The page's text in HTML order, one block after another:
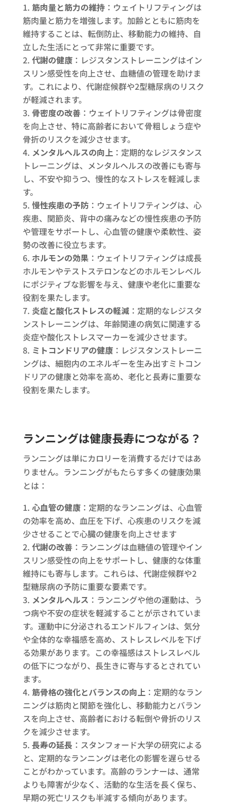
筋肉量と筋力の維持：ウェイトリフティングは
筋肉量と筋力を増強します。加齢とともに筋肉を
維持することは、転倒防止、移動能力の維持、自
立した生活にとって非常に重要です。
代謝の健康：レジスタンストレーニングはイン
スリン感受性を向上させ、血糖値の管理を助けま
す。これにより、代謝症候群や2型糖尿病のリスク
が軽減されます。
骨密度の改善：ウェイトリフティングは骨密度
を向上させ、特に高齢者において骨粗しょう症や
骨折のリスクを減少させます。
メンタルヘルスの向上 ：定期的なレジスタンス
トレーニングは、メンタルヘルスの改善にも寄与
し、不安や抑うつ、慢性的なストレスを軽減しま
す。
慢性疾患の予防：ウェイトリフティングは、心
疾患、関節炎、背中の痛みなどの慢性疾患の予防
や管理をサポートし、心血管の健康や柔軟性、姿
勢の改善に役立ちます。
ホルモンの効果 ：ウェイトリフティングは成長
ホルモンやテストステロンなどのホルモンレベル
にポジティブな影響を与え、健康や老化に重要な
役割を果たします。
炎症と酸化ストレスの軽減：定期的なレジスタ
ンストレーニングは、年齢関連の病気に関連する
炎症や酸化ストレスマーカーを減少させます。
ミトコンドリアの健康：レジスタンストレーニ
ングは、細胞内のエネルギーを生み出すミトコン
ドリアの健康と効率を高め、老化と長寿に重要な
役割を果たします。
ランニングは健康長寿につながる？
ランニングは単にカロリーを消費するだけではあ
りません。ランニングがもたらす多くの健康効果
とは：
心血管の健康：定期的なランニングは、心血管
の効率を高め、血圧を下げ、心疾患のリスクを減
少させることで心臓の健康を向上させます
代謝の改善：ランニングは血糖値の管理やイン
スリン感受性の向上をサポートし、健康的な体重
維持にも寄与します。これらは、代謝症候群や2
型糖尿病の予防に重要な要素です。
メンタルヘルス ：ランニングや他の運動は、う
つ病や不安の症状を軽減することが示されていま
す。運動中に分泌されるエンドルフィンは、気分
や全体的な幸福感を高め、ストレスレベルを下げ
る効果があります。この幸福感はストレスレベル
の低下につながり、長生きに寄与するとされてい
ます。
筋骨格の強化とバランスの向上 ：定期的なラン
ニングは筋肉と関節を強化し、移動能力とバラン
スを向上させ、高齢者における転倒や骨折のリス
クを減少させます。
長寿の延長 ：スタンフォード大学の研究による
と、定期的なランニングは老化の影響を遅らせる
ことがわかっています。高齢のランナーは、通常
よりも障害が少なく、活動的な生活を長く保ち、
早期の死亡リスクも半減する傾向があります。